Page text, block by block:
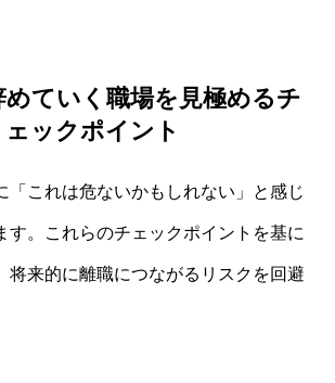
めていく職場を見極めるチ
ェックポイント
「これは危ないかもしれない」と感じ
す。これらのチェックポイントを基に
将来的に離職につながるリスクを回避